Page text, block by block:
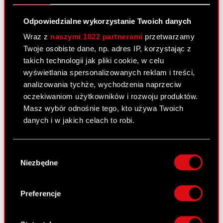
Odpowiedzialne wykorzystanie Twoich danych
Wraz z naszymi 1022 partnerami przetwarzamy
Twoje osobiste dane, np. adres IP, korzystając z
takich technologii jak pliki cookie, w celu
wyświetlania spersonalizowanych reklam i treści,
analizowania tychże, wychodzenia naprzeciw
oczekiwaniom użytkowników i rozwoju produktów.
Masz wybór odnośnie tego, kto używa Twoich
danych i w jakich celach to robi.
lokalizacji geograficznej z dokładnością nawet
Identyfikować Twoje urządzenie, aktywnie
analizując charakteryzującego je zbiory
zgody
Niezbędne
Preferencje
objęcia akcji serii C2 oraz w sprawie
C2 i skutku nieuiszczenia należnej
wpłaty
Raport bieżący nr 67/2010
7 października 2010
Wniosek o wydanie formularzy
umożliwiających wykonanie praw z
Raport bieżący nr 66/2010